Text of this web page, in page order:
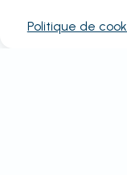
Politique de